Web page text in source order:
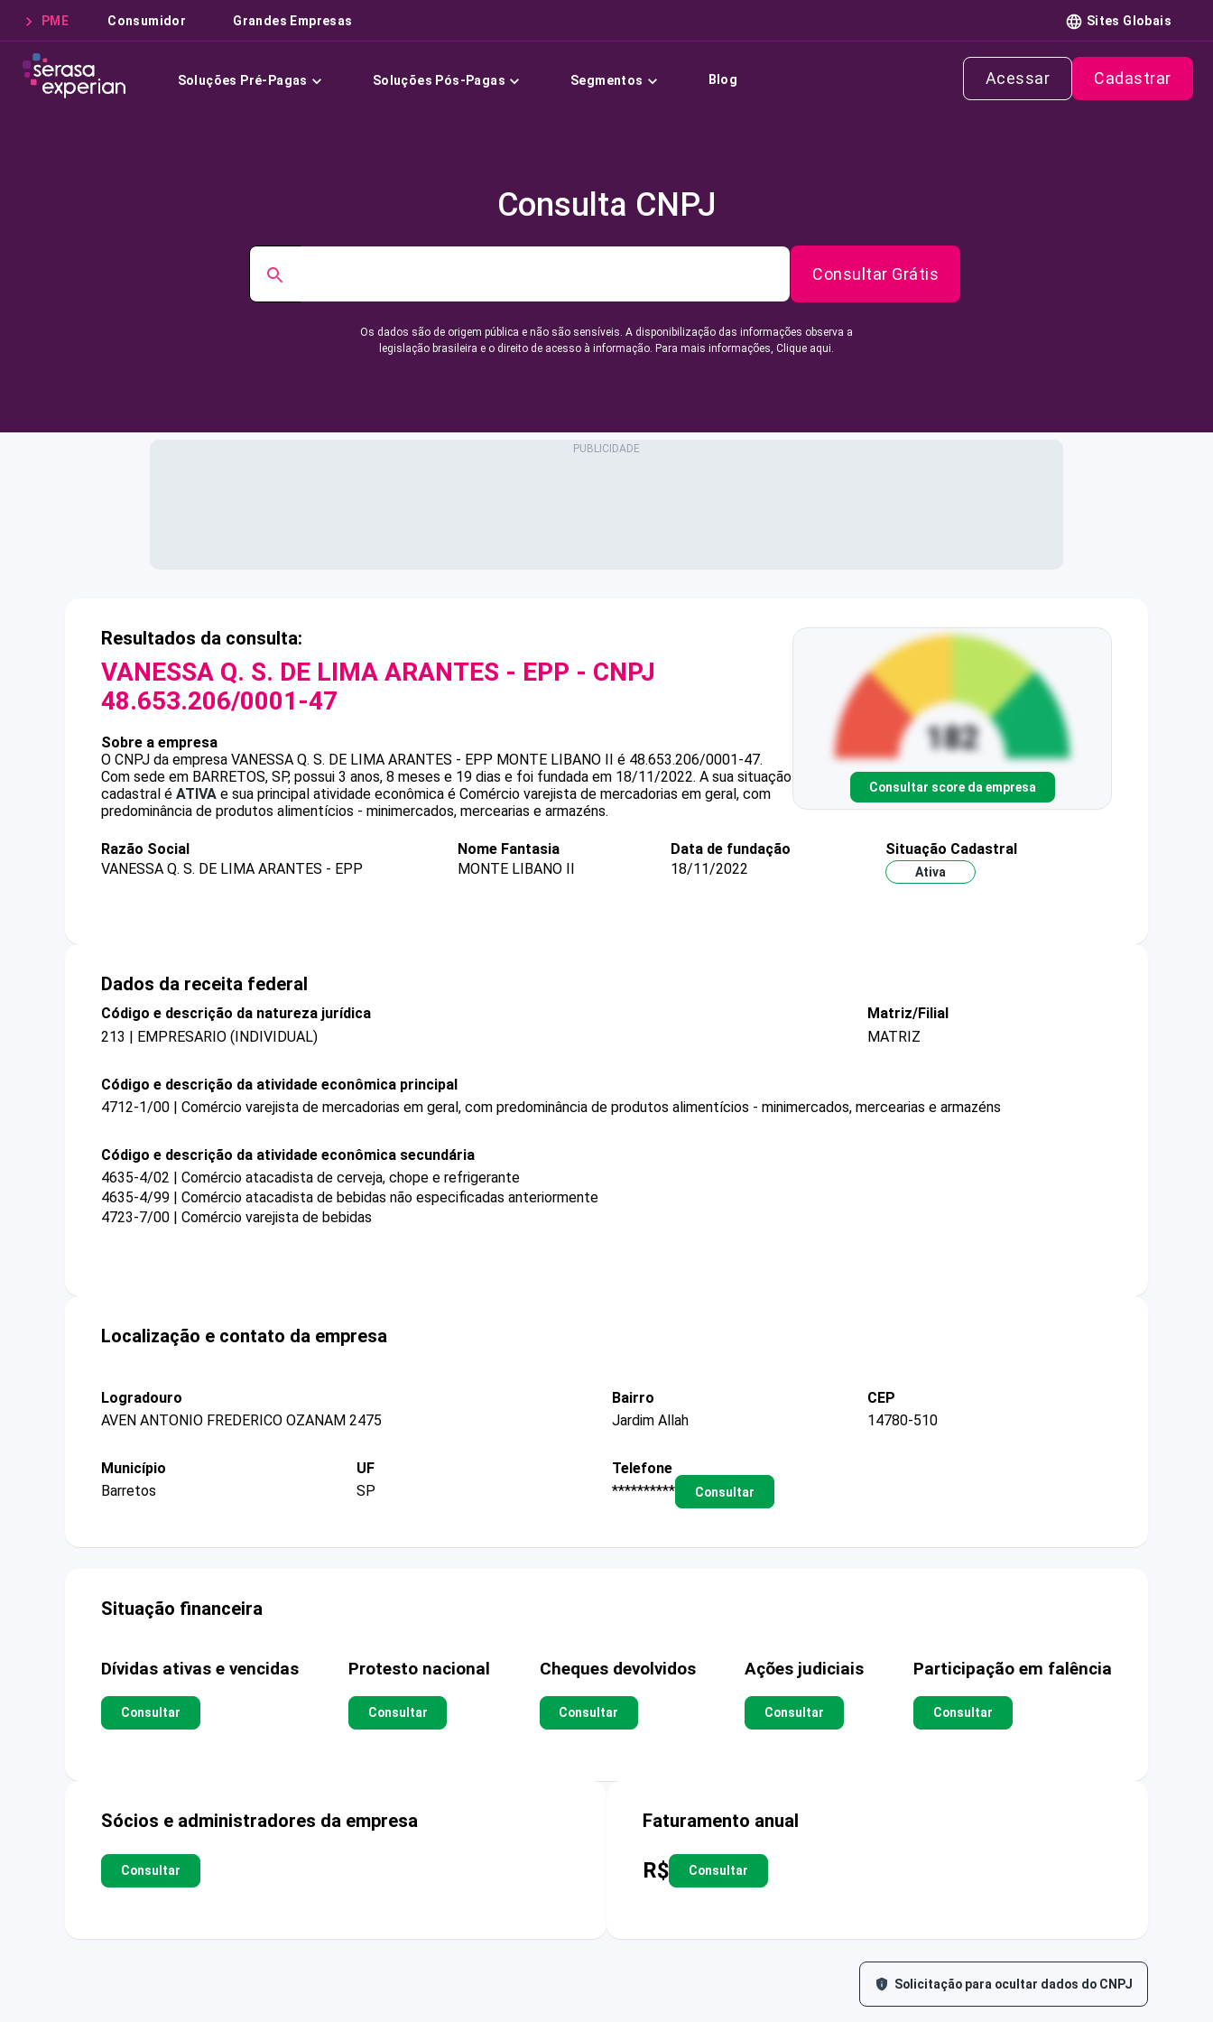
PME Consumidor Grandes Empresas Sites Globais
Soluções Pré-Pagas Soluções Pós-Pagas Segmentos Blog Acessar Cadastrar
Consulta CNPJ
Consultar Grátis
Os dados são de origem pública e não são sensíveis. A disponibilização das informações observa a
legislação brasileira e o direito de acesso à informação. Para mais informações, Clique aqui.
Resultados da consulta:
VANESSA Q. S. DE LIMA ARANTES - EPP - CNPJ
48.653.206/0001-47
Sobre a empresa
O CNPJ da empresa VANESSA Q. S. DE LIMA ARANTES - EPP MONTE LIBANO II é 48.653.206/0001-47.
Com sede em BARRETOS, SP, possui 3 anos, 8 meses e 19 dias e foi fundada em 18/11/2022. A sua situação
cadastral é ATIVA e sua principal atividade econômica é Comércio varejista de mercadorias em geral, com
predominância de produtos alimentícios - minimercados, mercearias e armazéns.
Consultar score da empresa
Razão Social
VANESSA Q. S. DE LIMA ARANTES - EPP
Nome Fantasia
MONTE LIBANO II
Data de fundação
18/11/2022
Situação Cadastral
Ativa
Dados da receita federal
Código e descrição da natureza jurídica
213 | EMPRESARIO (INDIVIDUAL)
Matriz/Filial
MATRIZ
Código e descrição da atividade econômica principal
4712-1/00 | Comércio varejista de mercadorias em geral, com predominância de produtos alimentícios - minimercados, mercearias e armazéns
Código e descrição da atividade econômica secundária
4635-4/02 | Comércio atacadista de cerveja, chope e refrigerante
4635-4/99 | Comércio atacadista de bebidas não especificadas anteriormente
4723-7/00 | Comércio varejista de bebidas
Localização e contato da empresa
Logradouro
AVEN ANTONIO FREDERICO OZANAM 2475
Bairro
Jardim Allah
CEP
14780-510
Município
Barretos
UF
SP
Telefone
**********
Consultar
Situação financeira
Dívidas ativas e vencidas
Consultar
Protesto nacional
Consultar
Cheques devolvidos
Consultar
Ações judiciais
Consultar
Participação em falência
Consultar
Sócios e administradores da empresa
Consultar
Faturamento anual
R$ Consultar
Solicitação para ocultar dados do CNPJ